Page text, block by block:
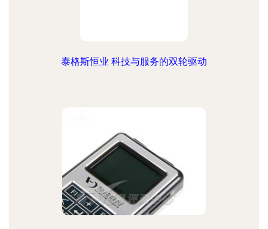
泰格斯恒业 科技与服务的双轮驱动